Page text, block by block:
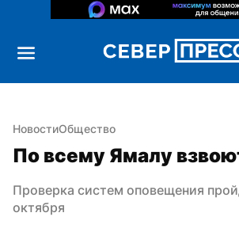
НовостиОбщество
По всему Ямалу
Проверка систем оповещения
октября